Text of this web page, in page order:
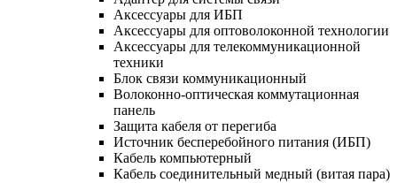
Аксессуары для ИБП
Аксессуары для оптоволоконной технологии
Аксессуары для телекоммуникационной
техники
Блок связи коммуникационный
Волоконно-оптическая коммутационная
панель
Защита кабеля от перегиба
Источник бесперебойного питания (ИБП)
Кабель компьютерный
Кабель соединительный медный (витая пара)